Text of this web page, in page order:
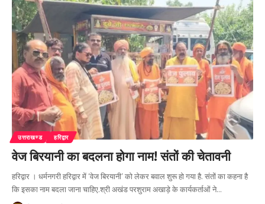
उत्तराखण्ड हरिद्वार
वेज बिरयानी का बदलना होगा नाम! संतों की चेतावनी
हरिद्वार । धर्मनगरी हरिद्वार में ‘वेज बिरयानी’ को लेकर बवाल शुरू हो गया है. संतों का कहना है
कि इसका नाम बदला जाना चाहिए.श्री अखंड परशुराम अखाड़े के कार्यकर्ताओं ने…